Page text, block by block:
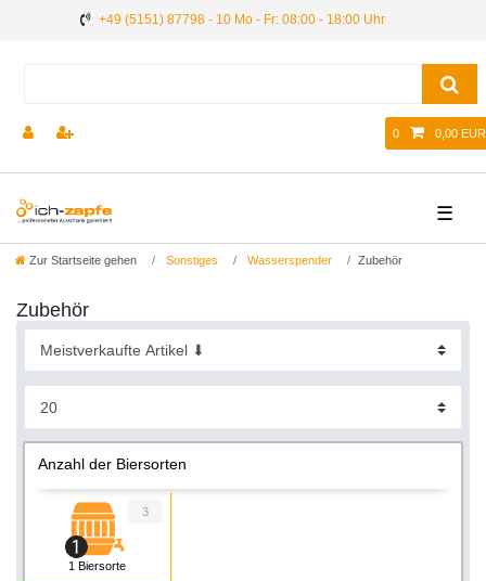
+49 (5151) 87798 - 10 Mo - Fr: 08:00 - 18:00 Uhr
0 0,00 EUR
☰
Zur Startseite gehen Sonstiges Wasserspender Zubehör
Zubehör
Anzahl der Biersorten
1 Biersorte
3